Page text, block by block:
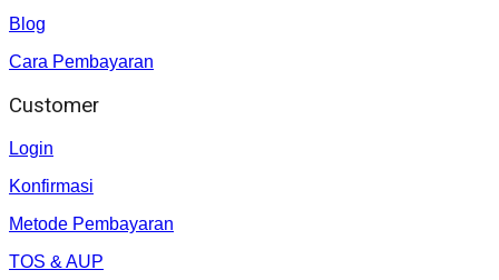
Blog
Cara Pembayaran
Customer
Login
Konfirmasi
Metode Pembayaran
TOS & AUP